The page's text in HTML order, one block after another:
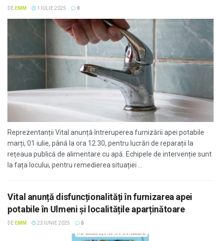
DE EMM 1 IULIE 2025 0
Reprezentanții Vital anunță întreruperea furnizării apei potabile
marți, 01 iulie, până la ora 12.30, pentru lucrări de reparații la
rețeaua publică de alimentare cu apă. Echipele de intervenție sunt
la fața locului, pentru remedierea situației ...
Vital anunță disfuncționalități în furnizarea apei
potabile în Ulmeni și localitățile aparținătoare
DE EMM 23 IUNIE 2025 0